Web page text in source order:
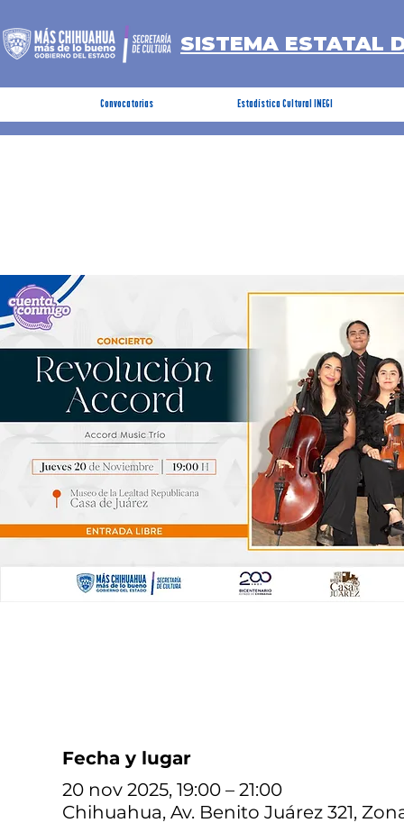
SISTEMA ESTATAL
Convocatorias Estadística Cultural INEGI
Fecha y lugar
20 nov 2025, 19:00 – 21:00
Chihuahua, Av. Benito Juárez 321,